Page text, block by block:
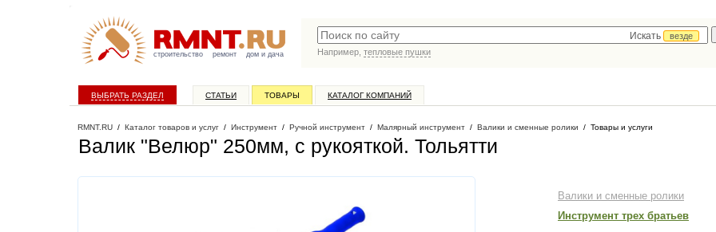
строительство ремонт дом и дача
Искать
везде
Например, тепловые пушки
ВЫБРАТЬ РАЗДЕЛ СТАТЬИ ТОВАРЫ КАТАЛОГ КОМПАНИЙ
RMNT.RU / Каталог товаров и услуг / Инструмент / Ручной инструмент / Малярный инструмент / Валики и сменные ролики / Товары и услуги
Валик "Велюр" 250мм, с рукояткой. Тольятти
Валики и сменные ролики
Инструмент трех братьев